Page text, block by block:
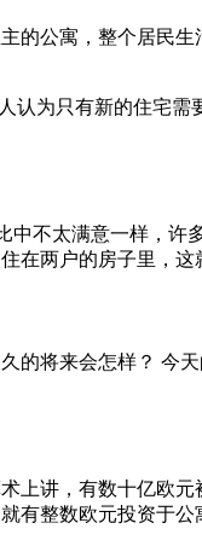
公寓，整个居民
为只有新的住宅
不太满意一样，
在两户的房子里，这
的将来会怎样？ 今
讲，有数十亿欧
整数欧元投资于